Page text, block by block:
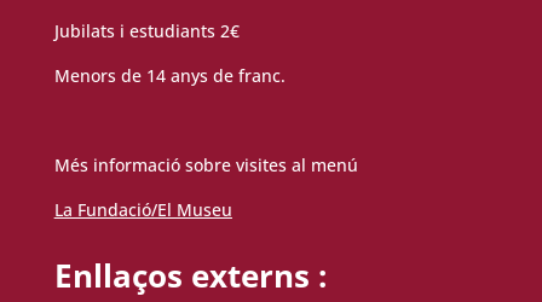
Jubilats i estudiants 2€
Menors de 14 anys de franc.
Més informació sobre visites al menú
La Fundació/El Museu
Enllaços externs :